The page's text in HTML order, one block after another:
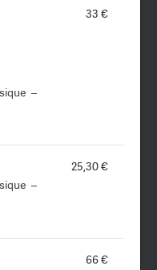
33 €
–
25,30 €
–
66 €